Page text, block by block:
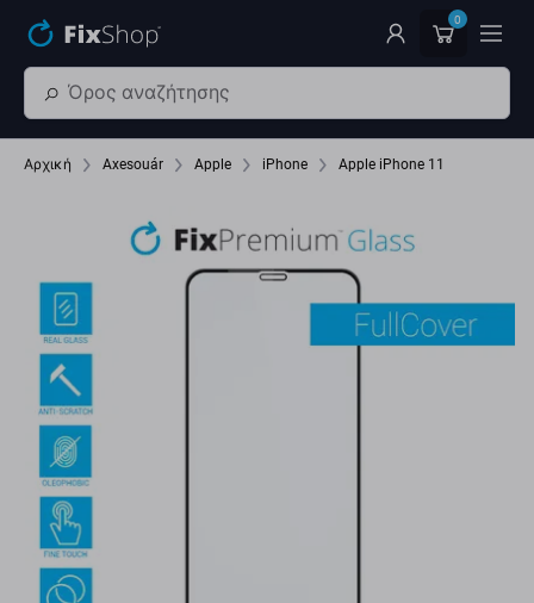
0
Αρχική Axesouár Apple iPhone Apple iPhone 11